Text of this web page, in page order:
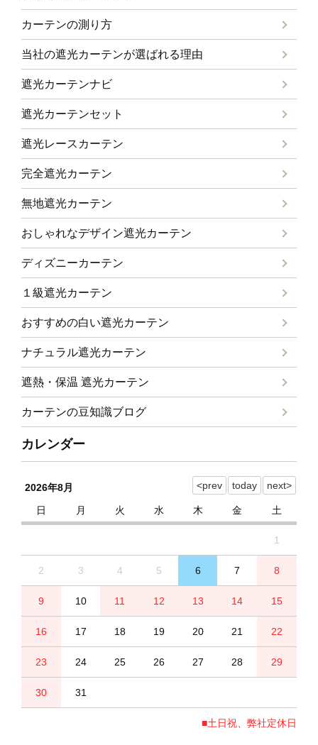
カーテンの測り方
当社の遮光カーテンが選ばれる理由
遮光カーテンナビ
遮光カーテンセット
遮光レースカーテン
完全遮光カーテン
無地遮光カーテン
おしゃれなデザイン遮光カーテン
ディズニーカーテン
１級遮光カーテン
おすすめの白い遮光カーテン
ナチュラル遮光カーテン
遮熱・保温 遮光カーテン
カーテンの豆知識ブログ
カレンダー
2026年8月
日
月 火 水 木 金 土
1
2 3 4 5 6 7 8
9 10 11 12 13 14 15
16 17 18 19 20 21 22
23 24 25 26 27 28 29
30 31
■土日祝、弊社定休日